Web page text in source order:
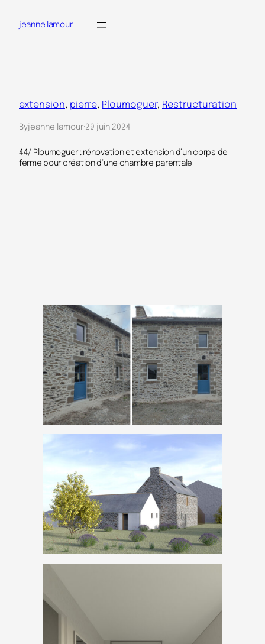
jeanne lamour
extension, pierre, Ploumoguer, Restructuration
Byjeanne lamour·29 juin 2024
44/ Ploumoguer : rénovation et extension d’un corps de
ferme pour création d’une chambre parentale